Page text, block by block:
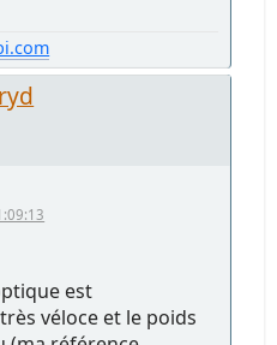
est
véloce et le poids